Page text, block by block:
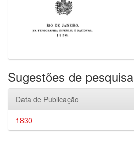
Sugestões de pesquisa
Data de Publicação
1830